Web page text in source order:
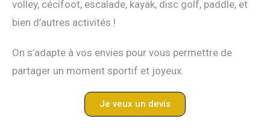
volley, cécifoot, escalade, kayak, disc golf, paddle, et
bien d’autres activités !
On s’adapte à vos envies pour vous permettre de
partager un moment sportif et joyeux.
Je veux un devis